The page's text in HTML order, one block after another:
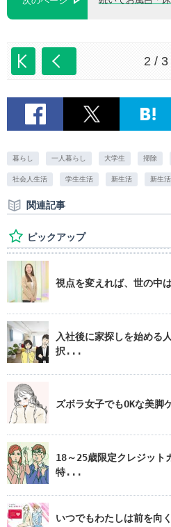
2 / 3
暮らし 一人暮らし 大学生 掃除
社会人生活 学生生活 新生活 新生
関連記事
ピックアップ
視点を変えれば、世の
入社後に家探しを始める
択...
ズボラ女子でもOKな美脚
18～25歳限定クレジット
特...
いつでもわたしは前を向